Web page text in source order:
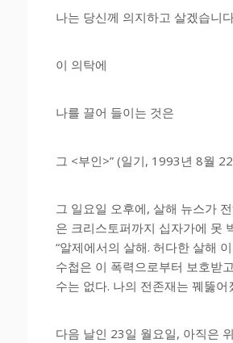
나는 당신께 의지하고 살겠습니
이 의탁에
나를 끌어 들이는 것은
그 <부인>” (일기, 1993년 8월
그 일요일 오후에, 살해 뉴스가
은 크리스토퍼까지 십자가에 못
“알제에서의 살해. 허다한 살해
수첩은 이 폭력으로부터 보호받
수는 없다. 나의 전존재는 꿰뚫어
다음 날인 23일 월요일, 아직은